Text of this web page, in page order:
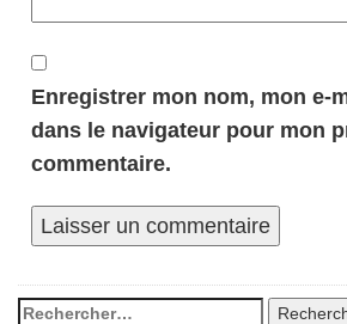
Enregistrer mon nom, mon e-
dans le navigateur pour mon
commentaire.